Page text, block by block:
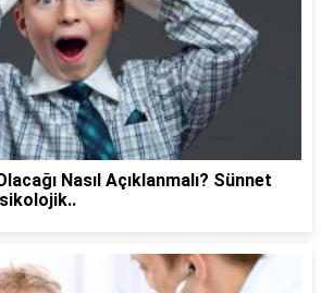
Nasıl Açıklanmalı? Sünnet